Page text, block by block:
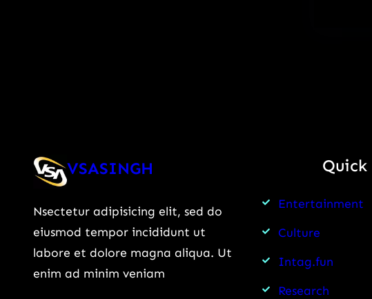
VSASINGH
Nsectetur adipisicing elit, sed do
eiusmod tempor incididunt ut
labore et dolore magna aliqua. Ut
enim ad minim veniam
Quick
Entertainment
Culture
Intag.fun
Research